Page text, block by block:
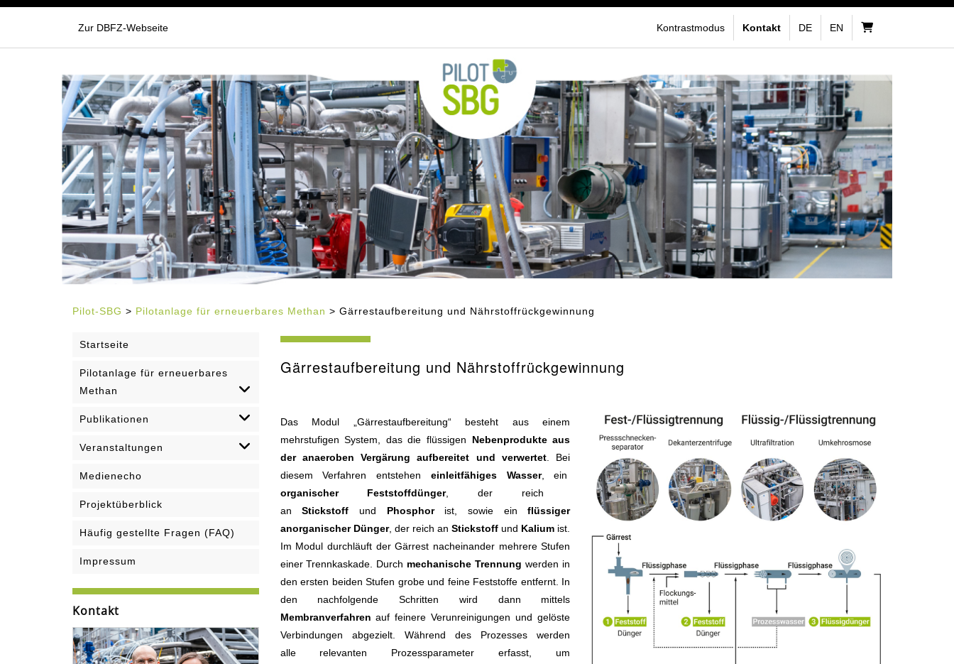
Zur DBFZ-Webseite Kontrastmodus Kontakt DE EN
Pilot-SBG > Pilotanlage für erneuerbares Methan > Gärrestaufbereitung und Nährstoffrückgewinnung
Gärrestaufbereitung und Nährstoffrückgewinnung
Das Modul „Gärrestaufbereitung“ besteht aus einem
mehrstufigen System, das die flüssigen Nebenprodukte aus
der anaeroben Vergärung aufbereitet und verwertet. Bei
diesem Verfahren entstehen einleitfähiges Wasser, ein
organischer Feststoffdünger, der reich
anStickstoff und Phosphorist, sowie einflüssiger
anorganischer Dünger, der reich an Stickstoffund Kalium ist.
Im Modul durchläuft der Gärrest nacheinander mehrere Stufen
einer Trennkaskade. Durch mechanische Trennung werden in
den ersten beiden Stufen grobe und feine Feststoffe entfernt. In
den nachfolgende Schritten wird dann mittels
Membranverfahren auf feinere Verunreinigungen und gelöste
Verbindungen abgezielt. Während des Prozesses werden
alle relevanten Prozessparameter erfasst, um
Startseite
Pilotanlage für erneuerbares
Methan
Publikationen
Veranstaltungen
Medienecho
Projektüberblick
Häufig gestellte Fragen (FAQ)
Impressum
Kontakt